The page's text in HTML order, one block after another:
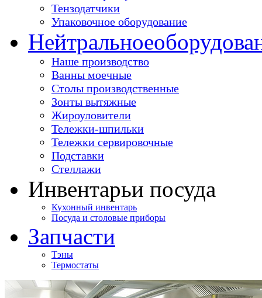
Тензодатчики
Упаковочное оборудование
Нейтральное
Наше производство
Ванны моечные
Столы производственные
Зонты вытяжные
Жироуловители
Тележки-шпильки
Тележки сервировочные
Подставки
Стеллажи
Инвентарьи посуда
Кухонный инвентарь
Посуда и столовые приборы
Запчасти
Тэны
Термостаты